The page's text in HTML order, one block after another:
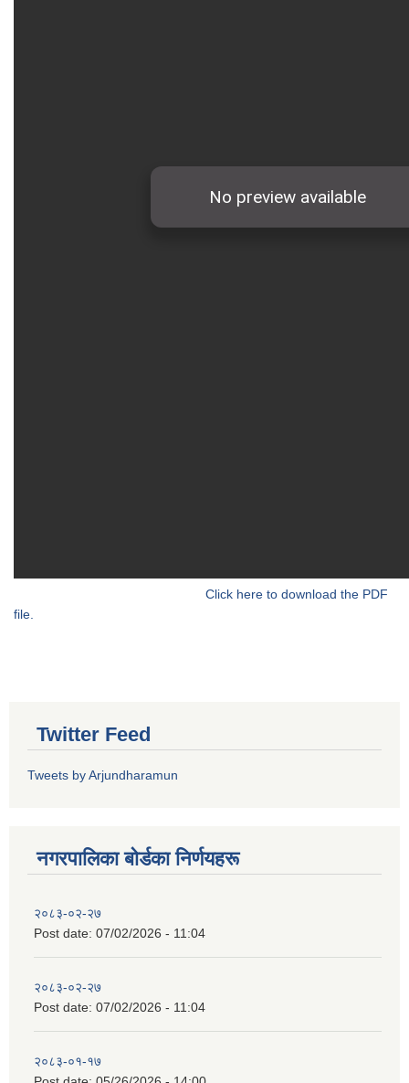
Click here to download the PDF
file.
Twitter Feed
Tweets by Arjundharamun
नगरपालिका बाेर्डका निर्णयहरू
२०८३-०२-२७
Post date: 07/02/2026 - 11:04
२०८३-०२-२७
Post date: 07/02/2026 - 11:04
२०८३-०१-१७